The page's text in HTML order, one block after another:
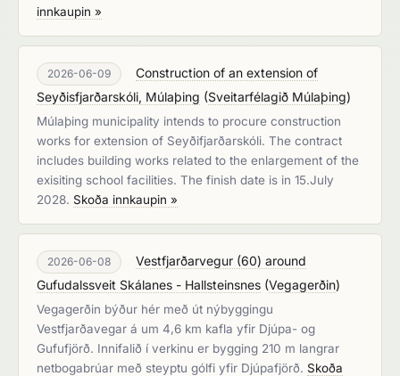
innkaupin »
2026-06-09
Construction of an extension of
Seyðisfjarðarskóli, Múlaþing (Sveitarfélagið Múlaþing)
Múlaþing municipality intends to procure construction
works for extension of Seyðifjarðarskóli. The contract
includes building works related to the enlargement of the
exisiting school facilities. The finish date is in 15.July
2028. Skoða innkaupin »
2026-06-08
Vestfjarðarvegur (60) around
Gufudalssveit Skálanes - Hallsteinsnes (Vegagerðin)
Vegagerðin býður hér með út nýbyggingu
Vestfjarðavegar á um 4,6 km kafla yfir Djúpa- og
Gufufjörð. Innifalið í verkinu er bygging 210 m langrar
netbogabrúar með steyptu gólfi yfir Djúpafjörð. Skoða